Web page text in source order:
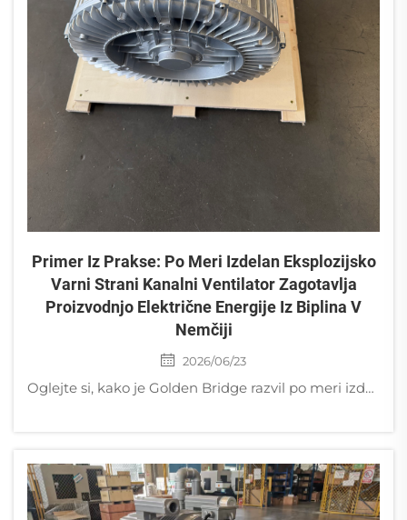
Primer Iz Prakse: Po Meri Izdelan Eksplozijsko
Varni Strani Kanalni Ventilator Zagotavlja
Proizvodnjo Električne Energije Iz Biplina V
Nemčiji
2026/06/23
Oglejte si, kako je Golden Bridge razvil po meri izdelan eksplozijo-varni stranski kanalni ventilator z certifikatom Ex db IIC T4 Gb za nemško elektrarno za proizvodnjo energije iz bioplina.